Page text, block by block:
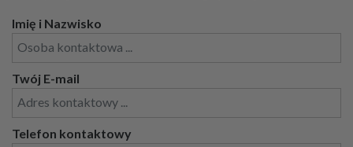
Imię i Nazwisko
Twój E-mail
Telefon kontaktowy